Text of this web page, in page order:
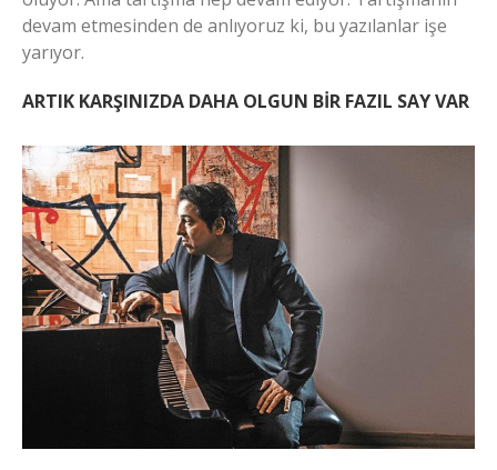
devam etmesinden de anlıyoruz ki, bu yazılanlar işe
yarıyor.
ARTIK KARŞINIZDA DAHA OLGUN BİR FAZIL SAY VAR